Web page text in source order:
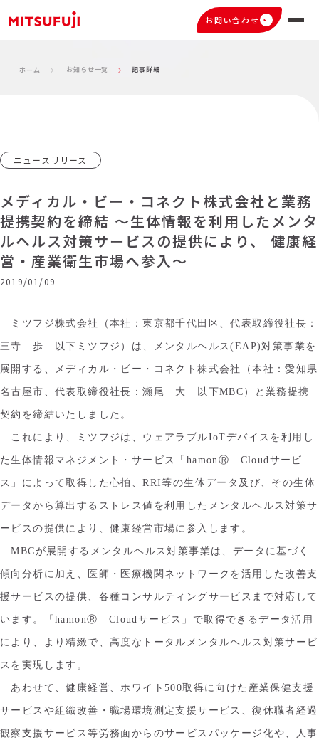
お問い合わせ
ホーム お知らせ一覧 記事詳細
ニュースリリース
メディカル・ビー・コネクト株式会社と業務
提携契約を締結 ～生体情報を利用したメンタ
ルヘルス対策サービスの提供により、 健康経
営・産業衛生市場へ参入～
2019/01/09
ミツフジ株式会社（本社：東京都千代田区、代表取締役社長：
三寺 歩 以下ミツフジ）は、メンタルヘルス(EAP)対策事業を
展開する、メディカル・ビー・コネクト株式会社（本社：愛知県
名古屋市、代表取締役社長：瀬尾 大 以下MBC）と業務提携
契約を締結いたしました。
これにより、ミツフジは、ウェアラブルIoTデバイスを利用し
た生体情報マネジメント・サービス「hamonⓇ Cloudサービ
ス」によって取得した心拍、RRI等の生体データ及び、その生体
データから算出するストレス値を利用したメンタルヘルス対策サ
ービスの提供により、健康経営市場に参入します。
MBCが展開するメンタルヘルス対策事業は、データに基づく
傾向分析に加え、医師・医療機関ネットワークを活用した改善支
援サービスの提供、各種コンサルティングサービスまで対応して
います。「hamonⓇ Cloudサービス」で取得できるデータ活用
により、より精緻で、高度なトータルメンタルヘルス対策サービ
スを実現します。
あわせて、健康経営、ホワイト500取得に向けた産業保健支援
サービスや組織改善・職場環境測定支援サービス、復休職者経過
観察支援サービス等労務面からのサービスパッケージ化や、人事